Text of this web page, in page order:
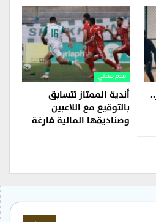
قدم محلي
أندية الممتاز تتسابق
بالتوقيع مع اللاعبين
وصناديقها المالية فارغة